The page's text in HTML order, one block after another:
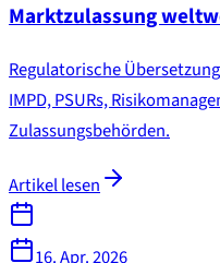
Marktzulassung
Regulatorische
IMPD, PSURs,
Zulassungsbehörden.
Artikel lesen
16. Apr. 2026